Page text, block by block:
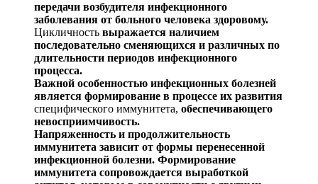
передачи возбудителя инфекционного
заболевания от больного человека здоровому.
Цикличность выражается наличием
последовательно сменяющихся и различных по
длительности периодов инфекционного
процесса.
Важной особенностью инфекционных болезней
является формирование в процессе их развития
специфического иммунитета, обеспечивающего
невосприимчивость.
Напряженность и продолжительность
иммунитета зависит от формы перенесенной
инфекционной болезни. Формирование
иммунитета сопровождается выработкой